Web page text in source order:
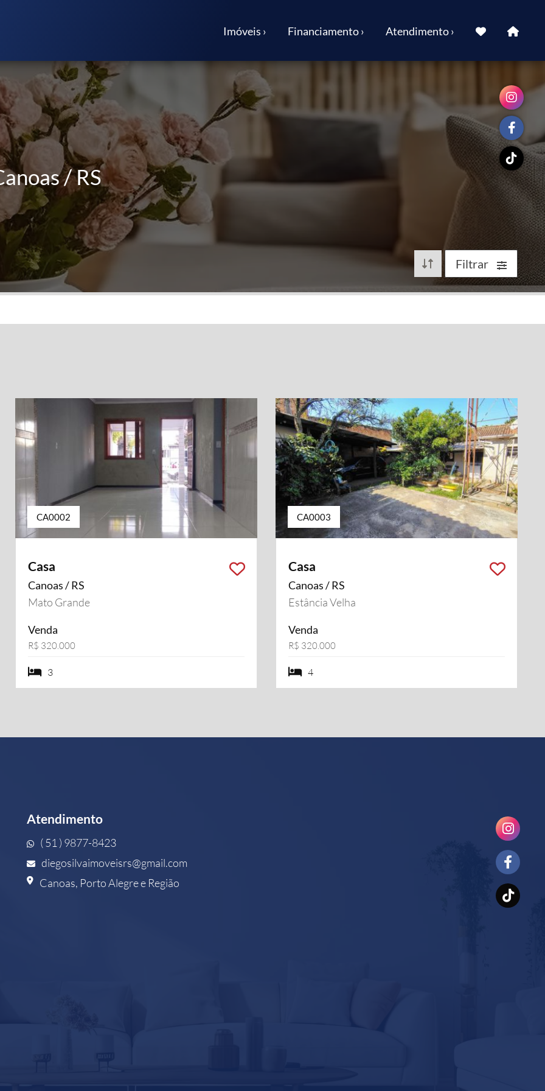
Imóveis › Financiamento › Atendimento ›
/ RS
Filtrar
CA0002
Casa
Canoas / RS
Mato Grande
Venda
R$ 320.000
3 dormiórios
3
CA0003
Casa
Canoas / RS
Estância Velha
Venda
R$ 320.000
4 dormiórios
4
Atendimento
( 51 ) 9877-8423
diegosilvaimoveisrs@gmail.com
Canoas, Porto Alegre e Região